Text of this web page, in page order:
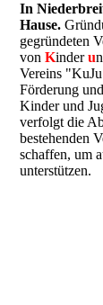
In
Hause.
gegründeten
vonKinderu
Vereins
Förderung
Kinder und
verfolgt die
bestehenden
schaffen, um
unterstützen.